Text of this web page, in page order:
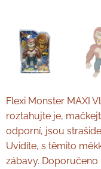
Flexi Monster MAXI
roztahujte je,
odporní, jsou
Uvidíte, s těmito
zábavy. Doporučeno